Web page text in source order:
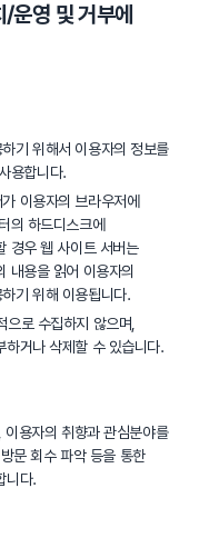
운영 및 거부에
기 위해서 이용자의 정보를
용합니다.
이용자의 브라우저에
의 하드디스크에
경우 웹 사이트 서버는
내용을 읽어 이용자의
기 위해 이용됩니다.
로 수집하지 않으며,
하거나 삭제할 수 있습니다.
용자의 취향과 관심분야를
문 회수 파악 등을 통한
니다.